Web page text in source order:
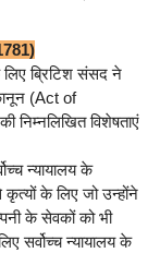
ब्रिटिश संसद ने
(Act of
निम्नलिखित विशेषताएं
न्यायालय के
के लिए जो उन्होंने
के सेवकों को भी
सर्वोच्च न्यायालय के